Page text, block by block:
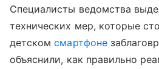
Специалисты ведомства
технических мер, которые
детскомсмартфоне
объяснили, как правильно